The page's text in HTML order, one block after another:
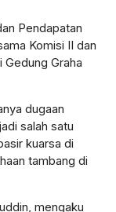
Pendapatan
Komisi II dan
Gedung Graha
dugaan
salah satu
kuarsa di
tambang di
mengaku